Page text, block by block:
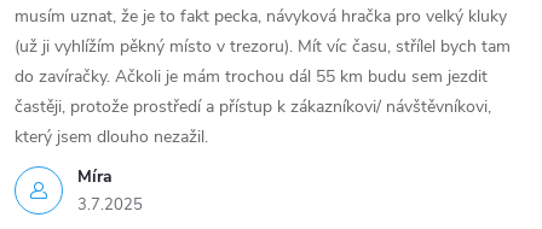
Míra
3.7.2025
musím uznat, že je to fakt pecka, návyková hračka pro velký kluky
(už ji vyhlížím pěkný místo v trezoru). Mít víc času, střílel bych tam
do zavíračky. Ačkoli je mám trochou dál 55 km budu sem jezdit
častěji, protože prostředí a přístup k zákazníkovi/ návštěvníkovi,
který jsem dlouho nezažil.